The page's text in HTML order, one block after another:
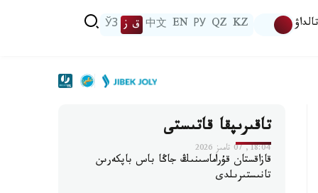
تالداۋ KZ
QZ
РУ
EN
中文 ق ز ЎЗ
تاقىرىپقا قاتىستى
18:04, 07 تامىز 2026
قازاقستان قۇراماسىنىڭ جاڭا باس باپكەرىن
تانىستىرىلدى